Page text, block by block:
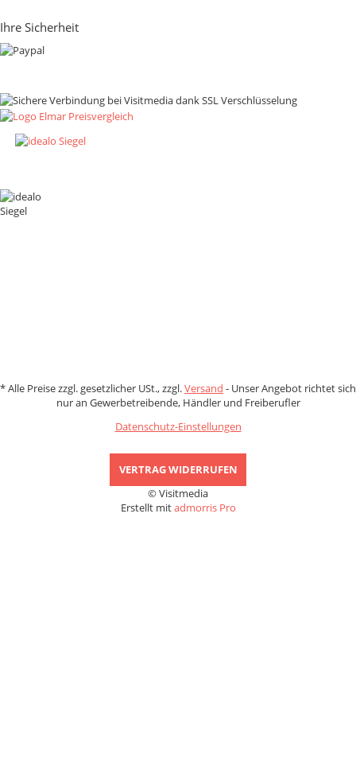
Ihre Sicherheit
*Alle Preise zzgl. gesetzlicher USt., zzgl.Versand - Unser Angebot richtet sich
nur an Gewerbetreibende, Händler und Freiberufler
Datenschutz-Einstellungen
VERTRAG WIDERRUFEN
© Visitmedia
Erstellt mitadmorris Pro